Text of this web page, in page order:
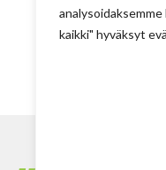
kaikki" hyväksyt